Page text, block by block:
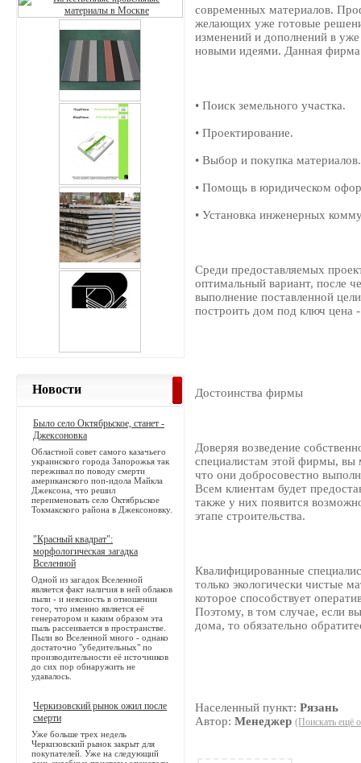
современных материалов.
желающих уже готовые
изменений и дополнений в
новыми идеями. Данная
• Поиск земельного участка.
• Проектирование.
• Выбор и покупка материалов.
• Помощь в юридическом
• Установка инженерных
Среди предоставляемых
оптимальный вариант, после
выполнение поставленной
построить дом под ключ цена
Достоинства фирмы
Доверяя возведение
специалистам этой фирмы,
что они добросовестно
Всем клиентам будет
также у них появится
этапе строительства.
Квалифицированные
только экологически чистые
которое способствует
Поэтому, в том случае, если вы
дома, то обязательно
Населенный пункт:Рязань
Автор:Менеджер (Поискать ещё
Новости
Было село Октябрьское, станет -
Джексоновка
Областной совет самого казачьего
украинского города Запорожья так
переживал по поводу смерти
американского поп-идола Майкла
Джексона, что решил
переименовать село Октябрьское
Токмакского района в Джексоновку.
"Красный квадрат":
морфологическая загадка
Вселенной
Одной из загадок Вселенной
является факт наличия в ней облаков
пыли - и неясность в отношении
того, что именно является её
генератором и каким образом эта
пыль рассеивается в пространстве.
Пыли во Вселенной много - однако
достаточно "убедительных" по
производительности её источников
до сих пор обнаружить не
удавалось.
Черкизовский рынок ожил после
смерти
Уже больше трех недель
Черкизовский рынок закрыт для
покупателей. Уже на следующий